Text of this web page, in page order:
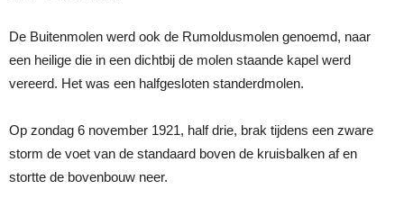
De Buitenmolen werd ook de Rumoldusmolen genoemd, naar
een heilige die in een dichtbij de molen staande kapel werd
vereerd. Het was een halfgesloten standerdmolen.
Op zondag 6 november 1921, half drie, brak tijdens een zware
storm de voet van de standaard boven de kruisbalken af en
stortte de bovenbouw neer.